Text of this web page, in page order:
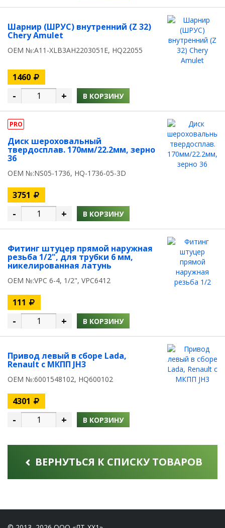
Шарнир (ШРУС) внутренний (Z 32)
Chery Amulet
OEM №:A11-XLB3AH2203051E, HQ22055
1460
- + В КОРЗИНУ
PRO
Диск шероховальный
твердосплав. 170мм/22.2мм, зерно
36
OEM №:NS05-1736, HQ-1736-05-3D
3751
- + В КОРЗИНУ
Фитинг штуцер прямой наружная
резьба 1/2", для трубки 6 мм,
никелированная латунь
OEM №:VPC 6-4, 1/2", VPC6412
111
- + В КОРЗИНУ
Привод левый в сборе Lada,
Renault с МКПП JH3
OEM №:6001548102, HQ600102
4301
- + В КОРЗИНУ
ВЕРНУТЬСЯ К СПИСКУ ТОВАРОВ